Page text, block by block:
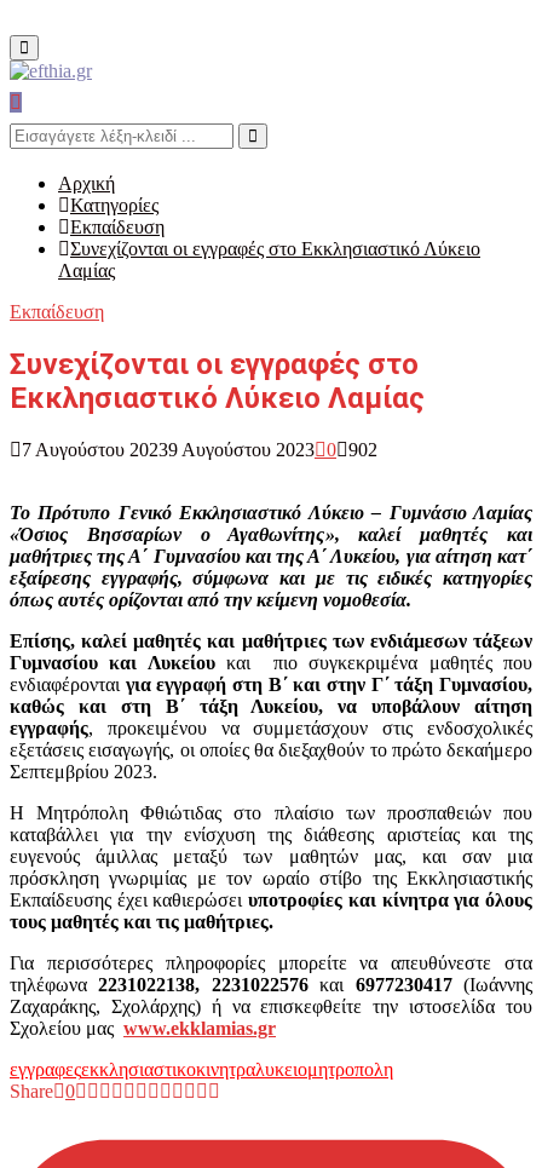
Primary
Menu
Search
for:
Search
Αρχική
Κατηγορίες
Εκπαίδευση
Συνεχίζονται οι εγγραφές στο Εκκλησιαστικό Λύκειο
Λαμίας
Εκπαίδευση
Συνεχίζονται οι εγγραφές στο
Εκκλησιαστικό Λύκειο Λαμίας
7 Αυγούστου 20239 Αυγούστου 2023 0 902
Το Πρότυπο Γενικό Εκκλησιαστικό Λύκειο – Γυμνάσιο Λαμίας
«Όσιος Βησσαρίων ο Αγαθωνίτης», καλεί μαθητές και
μαθήτριες της Α΄ Γυμνασίου και της Α΄ Λυκείου, για αίτηση κατ΄
εξαίρεσης εγγραφής, σύμφωνα και με τις ειδικές κατηγορίες
όπως αυτές ορίζονται από την κείμενη νομοθεσία.
Επίσης, καλεί μαθητές και μαθήτριες των ενδιάμεσων τάξεων
Γυμνασίου και Λυκείουκαι πιο συγκεκριμένα μαθητές που
ενδιαφέρονται για εγγραφή στη Β΄ και στην Γ΄ τάξη Γυμνασίου,
καθώς και στη Β΄ τάξη Λυκείου, να υποβάλουν αίτηση
εγγραφής, προκειμένου να συμμετάσχουν στις ενδοσχολικές
εξετάσεις εισαγωγής, οι οποίες θα διεξαχθούν το πρώτο δεκαήμερο
Σεπτεμβρίου 2023.
Η Μητρόπολη Φθιώτιδας στο πλαίσιο των προσπαθειών που
καταβάλλει για την ενίσχυση της διάθεσης αριστείας και της
ευγενούς άμιλλας μεταξύ των μαθητών μας, και σαν μια
πρόσκληση γνωριμίας με τον ωραίο στίβο της Εκκλησιαστικής
Εκπαίδευσης έχει καθιερώσειυποτροφίες και κίνητρα για όλους
τους μαθητές και τις μαθήτριες.
Για περισσότερες πληροφορίες μπορείτε να απευθύνεστε στα
τηλέφωνα2231022138, 2231022576και 6977230417(Ιωάννης
Ζαχαράκης, Σχολάρχης) ή να επισκεφθείτε την ιστοσελίδα του
Σχολείου μας www.ekklamias.gr
εγγραφεςεκκλησιαστικοκινητραλυκειομητροπολη
Share 0